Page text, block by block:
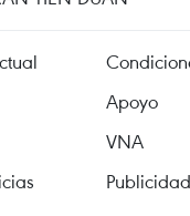
Apoyo
VNA
Publicidad